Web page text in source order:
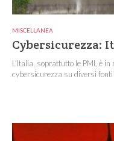
MISCELLANEA
Cybersicurezza:
L’Italia, soprattutto le PMI, è
cybersicurezza su diversi fonti